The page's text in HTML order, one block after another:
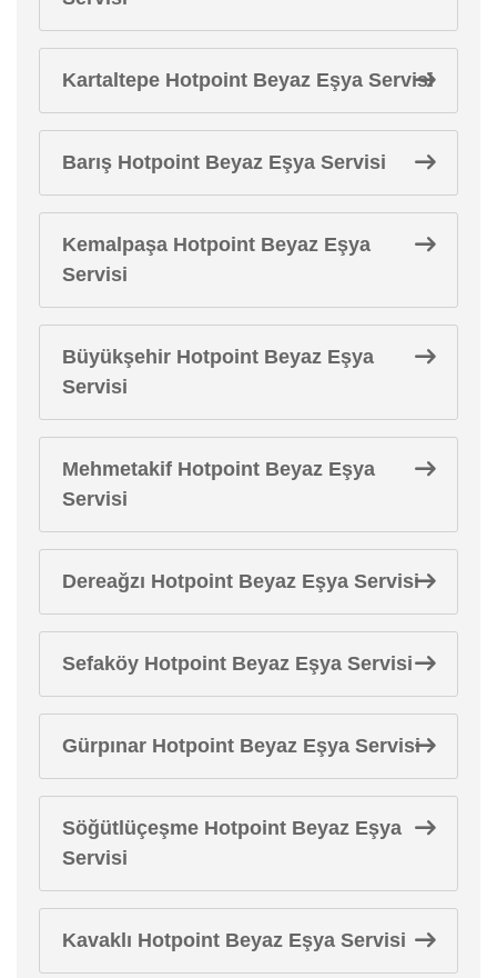
Kartaltepe Hotpoint Beyaz Eşya Servisi
Barış Hotpoint Beyaz Eşya Servisi
Kemalpaşa Hotpoint Beyaz Eşya
Servisi
Büyükşehir Hotpoint Beyaz Eşya
Servisi
Mehmetakif Hotpoint Beyaz Eşya
Servisi
Dereağzı Hotpoint Beyaz Eşya Servisi
Sefaköy Hotpoint Beyaz Eşya Servisi
Gürpınar Hotpoint Beyaz Eşya Servisi
Söğütlüçeşme Hotpoint Beyaz Eşya
Servisi
Kavaklı Hotpoint Beyaz Eşya Servisi